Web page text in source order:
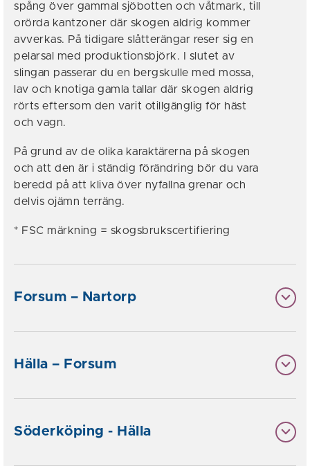
spång över gammal sjöbotten och våtmark, till
orörda kantzoner där skogen aldrig kommer
avverkas. På tidigare slåtterängar reser sig en
pelarsal med produktionsbjörk. I slutet av
slingan passerar du en bergskulle med mossa,
lav och knotiga gamla tallar där skogen aldrig
rörts eftersom den varit otillgänglig för häst
och vagn.
På grund av de olika karaktärerna på skogen
och att den är i ständig förändring bör du vara
beredd på att kliva över nyfallna grenar och
delvis ojämn terräng.
* FSC märkning = skogsbrukscertifiering
Forsum – Nartorp
Hälla – Forsum
Söderköping - Hälla